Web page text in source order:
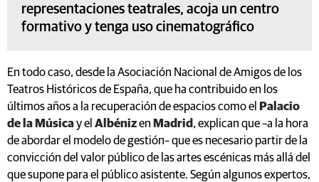
representaciones teatrales, acoja un centro
formativo y tenga uso cinematográfico
En todo caso, desde la Asociación Nacional de Amigos de los
Teatros Históricos de España, que ha contribuido en los
últimos años a la recuperación de espacios como el
Palacio
de la Músicay el Albénizen Madrid , explican que –a la hora
de abordar el modelo de gestión– que es necesario partir de la
convicción del valor público de las artes escénicas más allá del
que supone para el público asistente. Según algunos expertos,